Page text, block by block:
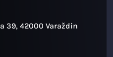
39, 42000 Varaždin